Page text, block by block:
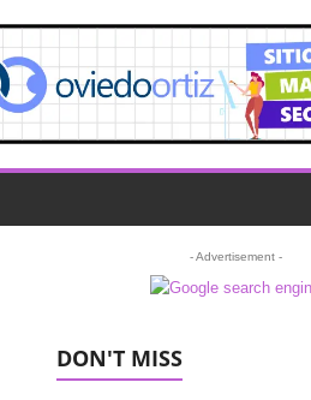
- Advertisement -
DON'T MISS